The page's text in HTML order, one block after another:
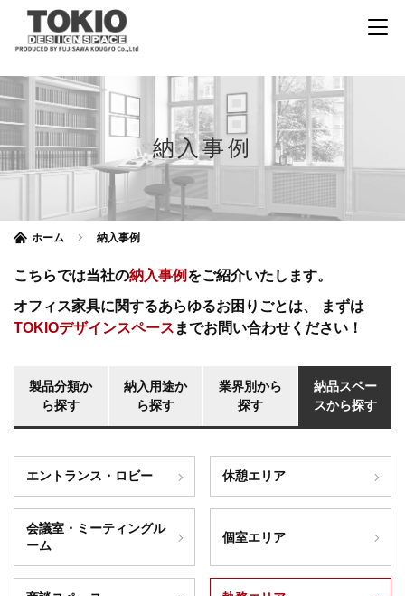
納入事例
ホーム 納入事例
こちらでは当社の納入事例 をご紹介いたします。
オフィス家具に関するあらゆるお困りごとは、
まずは
TOKIOデザインスペース までお問い合わせください！
製品分類か
ら探す
納入用途か
ら探す
業界別から
探す
納品スペー
スから探す
エントランス・ロビー 休憩エリア
会議室・ミーティングル
ーム
個室エリア